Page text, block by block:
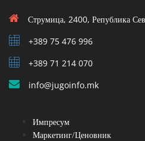
Струмица, 2400, Република
+389 75 476 996
+389 71 214 070
info@jugoinfo.mk
Импресум
Маркетинг/Ценовник